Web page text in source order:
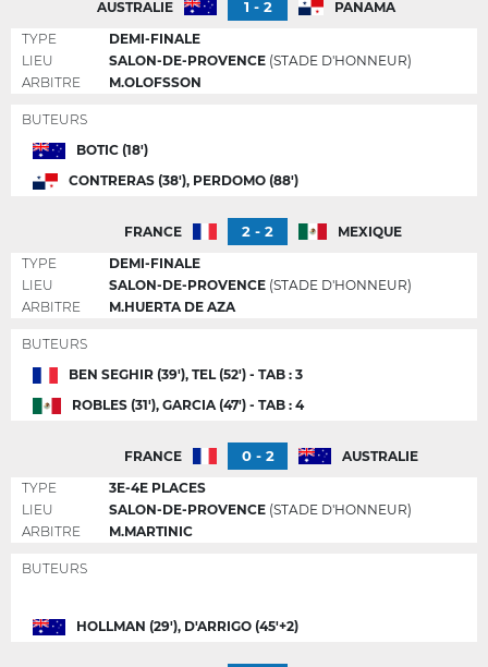
AUSTRALIE 1 - 2
PANAMA
TYPE
DEMI-FINALE
LIEU
SALON-DE-PROVENCE (STADE D'HONNEUR)
ARBITRE
M.OLOFSSON
BUTEURS
BOTIC (18')
CONTRERAS (38'), PERDOMO (88')
FRANCE 2 - 2
MEXIQUE
TYPE
DEMI-FINALE
LIEU
SALON-DE-PROVENCE (STADE D'HONNEUR)
ARBITRE
M.HUERTA DE AZA
BUTEURS
BEN SEGHIR (39'), TEL (52') - TAB : 3
ROBLES (31'), GARCIA (47') - TAB : 4
FRANCE 0 - 2
AUSTRALIE
TYPE
3E-4E PLACES
LIEU
SALON-DE-PROVENCE (STADE D'HONNEUR)
ARBITRE
M.MARTINIC
BUTEURS
HOLLMAN (29'), D'ARRIGO (45'+2)